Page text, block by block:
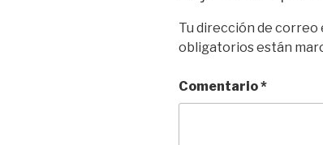
Tu dirección de
obligatorios están
Comentario*